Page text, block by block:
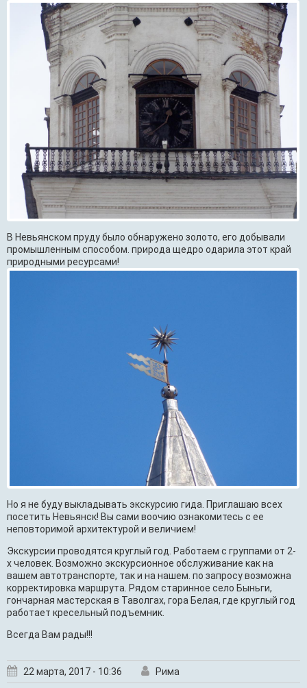
В Невьянском пруду было обнаружено золото, его добывали
промышленным способом. природа щедро одарила этот край
природными ресурсами!
Но я не буду выкладывать экскурсию гида. Приглашаю всех
посетить Невьянск! Вы сами воочию ознакомитесь с ее
неповторимой архитектурой и величием!
Экскурсии проводятся круглый год. Работаем с группами от 2-
х человек. Возможно экскурсионное обслуживание как на
вашем автотранспорте, так и на нашем. по запросу возможна
корректировка маршрута. Рядом старинное село Быньги,
гончарная мастерская в Таволгах, гора Белая, где круглый год
работает кресельный подъемник.
Всегда Вам рады!!!
22 марта, 2017 - 10:36 Рима